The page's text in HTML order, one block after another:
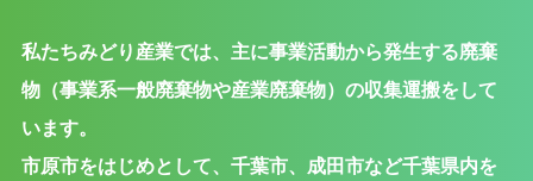
私たちみどり産業では、主に事業活動から発生する廃棄
物（事業系一般廃棄物や産業廃棄物）の収集運搬をして
います。
市原市をはじめとして、千葉市、成田市など千葉県内を